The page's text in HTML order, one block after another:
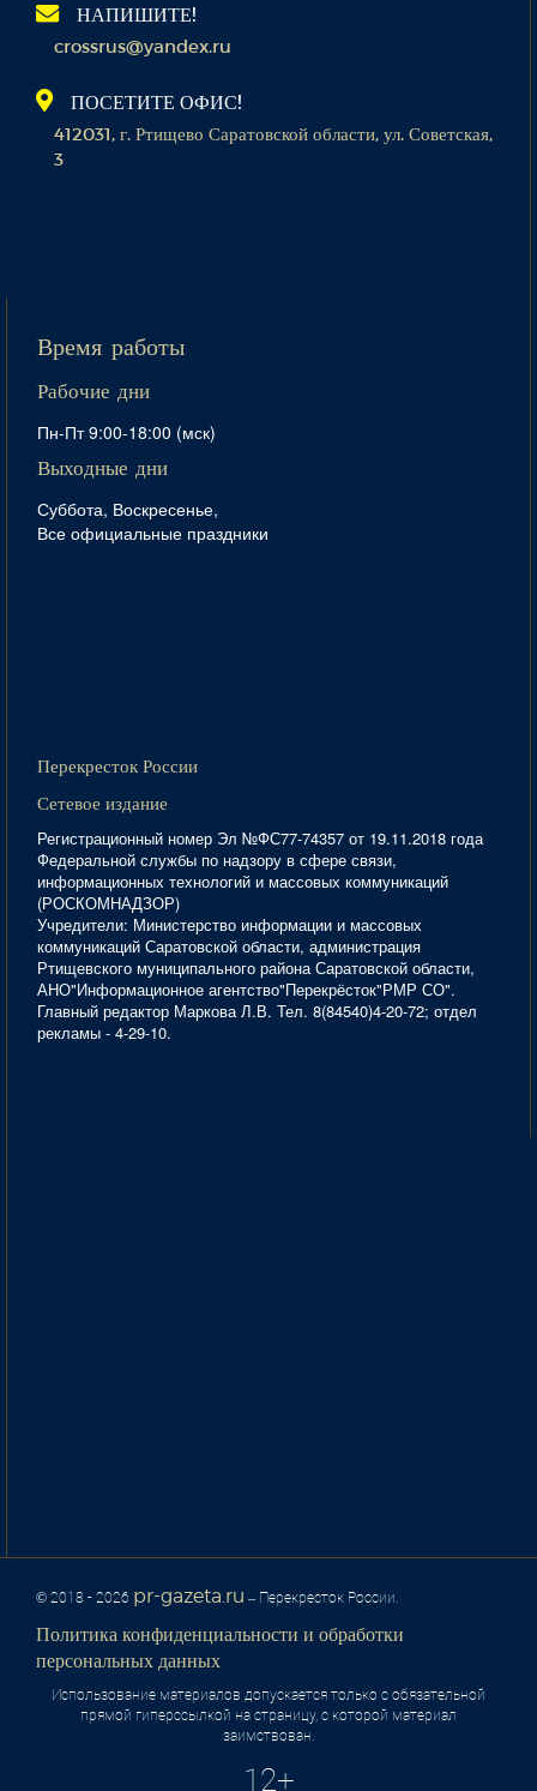
НАПИШИТЕ!
crossrus@yandex.ru
ПОСЕТИТЕ ОФИС!
412031, г. Ртищево Саратовской области, ул. Советская,
3
Время работы
Рабочие дни
Пн-Пт 9:00-18:00 (мск)
Выходные дни
Суббота, Воскресенье,
Все официальные праздники
Перекресток России
Сетевое издание
Регистрационный номер Эл №ФС77-74357 от 19.11.2018 года
Федеральной службы по надзору в сфере связи,
информационных технологий и массовых коммуникаций
(РОСКОМНАДЗОР)
Учредители: Министерство информации и массовых
коммуникаций Саратовской области, администрация
Ртищевского муниципального района Саратовской области,
АНО"Информационное агентство"Перекрёсток"РМР СО".
Главный редактор Маркова Л.В. Тел. 8(84540)4-20-72; отдел
рекламы - 4-29-10.
© 2018 - 2026 pr-gazeta.ru – Перекресток России.
Политика конфиденциальности и обработки
персональных данных
Использование материалов допускается только с обязательной
прямой гиперссылкой на страницу, с которой материал
заимствован.
12+